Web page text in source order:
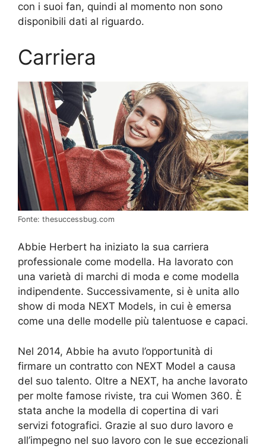
con i suoi fan, quindi al momento non sono
disponibili dati al riguardo.
Carriera
Fonte: thesuccessbug.com
Abbie Herbert ha iniziato la sua carriera
professionale come modella. Ha lavorato con
una varietà di marchi di moda e come modella
indipendente. Successivamente, si è unita allo
show di moda NEXT Models, in cui è emersa
come una delle modelle più talentuose e capaci.
Nel 2014, Abbie ha avuto l’opportunità di
firmare un contratto con NEXT Model a causa
del suo talento. Oltre a NEXT, ha anche lavorato
per molte famose riviste, tra cui Women 360. È
stata anche la modella di copertina di vari
servizi fotografici. Grazie al suo duro lavoro e
all’impegno nel suo lavoro con le sue eccezionali